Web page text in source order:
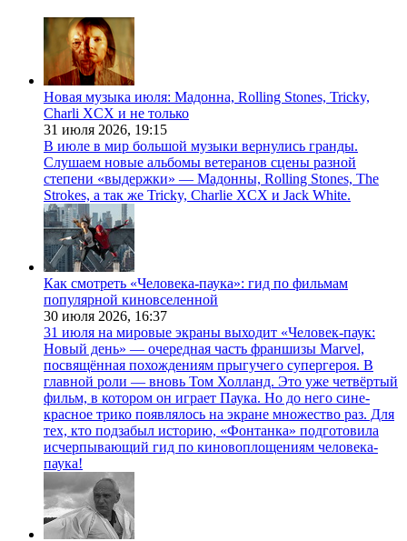
Новая музыка июля: Мадонна, Rolling Stones, Tricky,
Charli XCX и не только
31 июля 2026, 19:15
В июле в мир большой музыки вернулись гранды.
Слушаем новые альбомы ветеранов сцены разной
степени «выдержки» — Мадонны, Rolling Stones, The
Strokes, а так же Tricky, Charlie XCX и Jack White.
Как смотреть «Человека-паука»: гид по фильмам
популярной киновселенной
30 июля 2026, 16:37
31 июля на мировые экраны выходит «Человек-паук:
Новый день» — очередная часть франшизы Marvel,
посвящённая похождениям прыгучего супергероя. В
главной роли — вновь Том Холланд. Это уже четвёртый
фильм, в котором он играет Паука. Но до него сине-
красное трико появлялось на экране множество раз. Для
тех, кто подзабыл историю, «Фонтанка» подготовила
исчерпывающий гид по киновоплощениям человека-
паука!